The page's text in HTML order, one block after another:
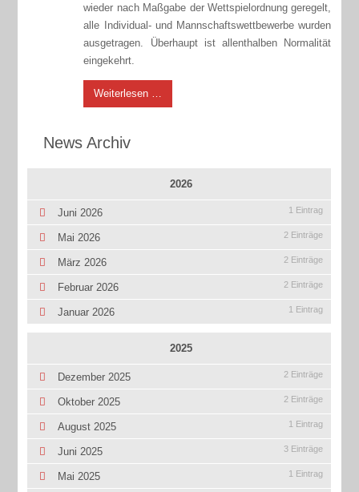
wieder nach Maßgabe der Wettspielordnung geregelt,
alle Individual- und Mannschaftswettbewerbe wurden
ausgetragen. Überhaupt ist allenthalben Normalität
eingekehrt.
Weiterlesen …
News Archiv
2026
Juni 2026 1 Eintrag
Mai 2026 2 Einträge
März 2026 2 Einträge
Februar 2026 2 Einträge
Januar 2026 1 Eintrag
2025
Dezember 2025 2 Einträge
Oktober 2025 2 Einträge
August 2025 1 Eintrag
Juni 2025 3 Einträge
Mai 2025 1 Eintrag